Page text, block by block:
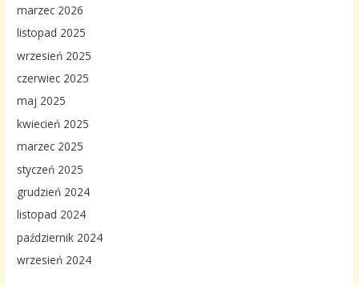
marzec 2026
listopad 2025
wrzesień 2025
czerwiec 2025
maj 2025
kwiecień 2025
marzec 2025
styczeń 2025
grudzień 2024
listopad 2024
październik 2024
wrzesień 2024